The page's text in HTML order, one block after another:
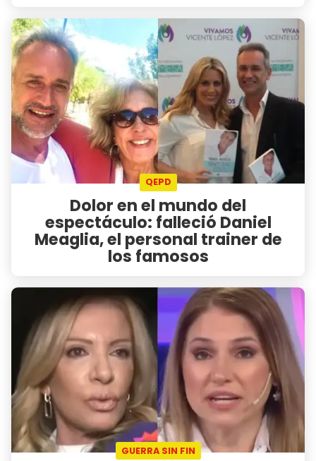
QEPD
Dolor en el mundo del
espectáculo: falleció Daniel
Meaglia, el personal trainer de
los famosos
GUERRA SIN FIN